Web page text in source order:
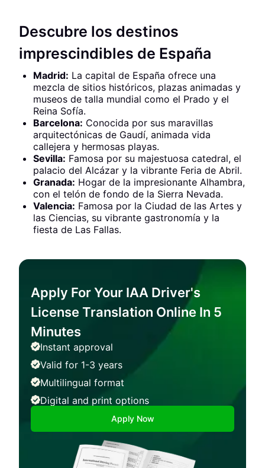
Descubre los destinos
imprescindibles de España
Madrid: La capital de España ofrece una
mezcla de sitios históricos, plazas animadas y
museos de talla mundial como el Prado y el
Reina Sofía.
Barcelona: Conocida por sus maravillas
arquitectónicas de Gaudí, animada vida
callejera y hermosas playas.
Sevilla: Famosa por su majestuosa catedral, el
palacio del Alcázar y la vibrante Feria de Abril.
Granada: Hogar de la impresionante Alhambra,
con el telón de fondo de la Sierra Nevada.
Valencia: Famosa por la Ciudad de las Artes y
las Ciencias, su vibrante gastronomía y la
fiesta de Las Fallas.
Apply For Your IAA Driver's
License Translation Online In 5
Minutes
Instant approval
Valid for 1-3 years
Multilingual format
Digital and print options
Apply Now